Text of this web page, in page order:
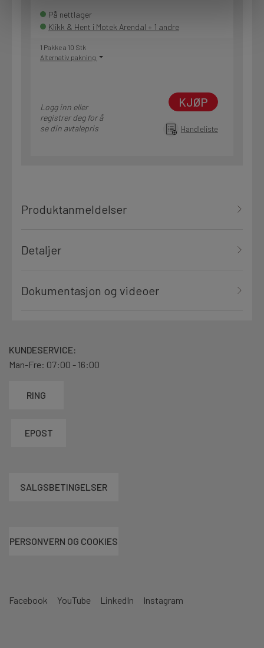
På nettlager
Klikk & Hent i Motek Arendal + 1 andre
1 Pakke a 10 Stk
Alternativ pakning
Logg inn eller
registrer deg for å
se din avtalepris
KJØP
Handleliste
Produktanmeldelser
Detaljer
Dokumentasjon og videoer
Facebook YouTube LinkedIn Instagram
KUNDESERVICE:
Man-Fre: 07:00 - 16:00
RING
EPOST
SALGSBETINGELSER
PERSONVERN OG COOKIES